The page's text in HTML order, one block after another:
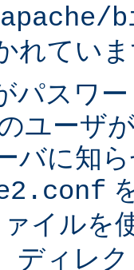
れてい
パスワ
ユーザ
バに知
イルを
ディレ